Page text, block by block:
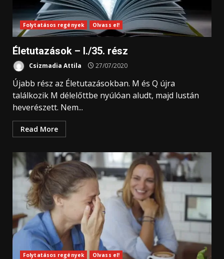
Folytatásos regények Olvass el!
Életutazások – I./35. rész
Csizmadia Attila 27/07/2020
Újabb rész az Életutazásokban. M és Q újra
találkozik M délelőttbe nyúlóan aludt, majd lustán
heverészett. Nem...
Read More
Folytatásos regények Olvass el!